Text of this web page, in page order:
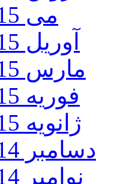
می 2015
آوریل 2015
مارس 2015
فوریه 2015
ژانویه 2015
دسامبر 2014
نوامبر 2014